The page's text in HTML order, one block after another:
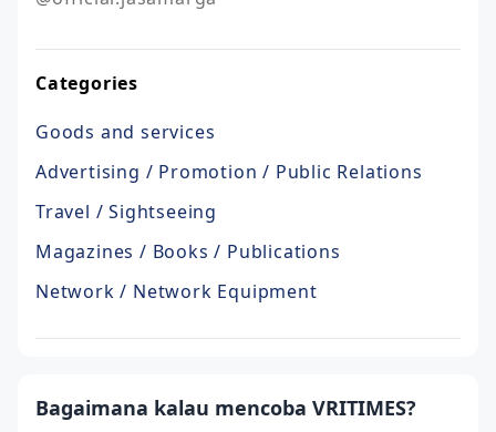
Categories
Goods and services
Advertising / Promotion / Public Relations
Travel / Sightseeing
Magazines / Books / Publications
Network / Network Equipment
Bagaimana kalau mencoba VRITIMES?